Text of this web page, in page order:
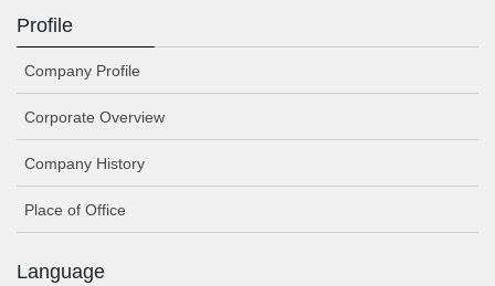
Profile
Company Profile
Corporate Overview
Company History
Place of Office
Language